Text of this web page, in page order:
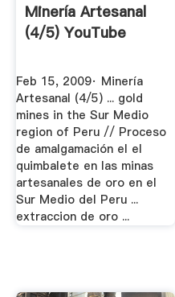
Minería Artesanal
(4/5) YouTube
Feb 15, 2009· Minería
Artesanal (4/5) ... gold
mines in the Sur Medio
region of Peru // Proceso
de amalgamación el el
quimbalete en las minas
artesanales de oro en el
Sur Medio del Peru ...
extraccion de oro ...